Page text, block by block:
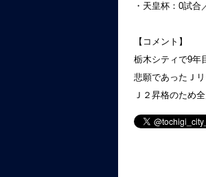
・天皇杯：0試合
【コメント】
栃木シティで9年
悲願であったＪ
Ｊ２昇格のため